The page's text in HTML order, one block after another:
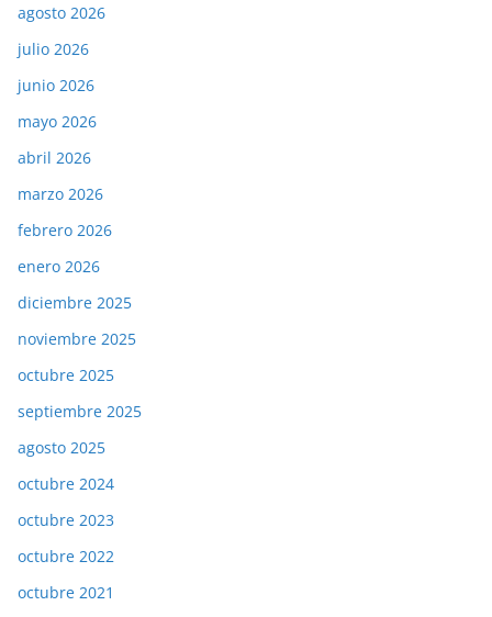
agosto 2026
julio 2026
junio 2026
mayo 2026
abril 2026
marzo 2026
febrero 2026
enero 2026
diciembre 2025
noviembre 2025
octubre 2025
septiembre 2025
agosto 2025
octubre 2024
octubre 2023
octubre 2022
octubre 2021